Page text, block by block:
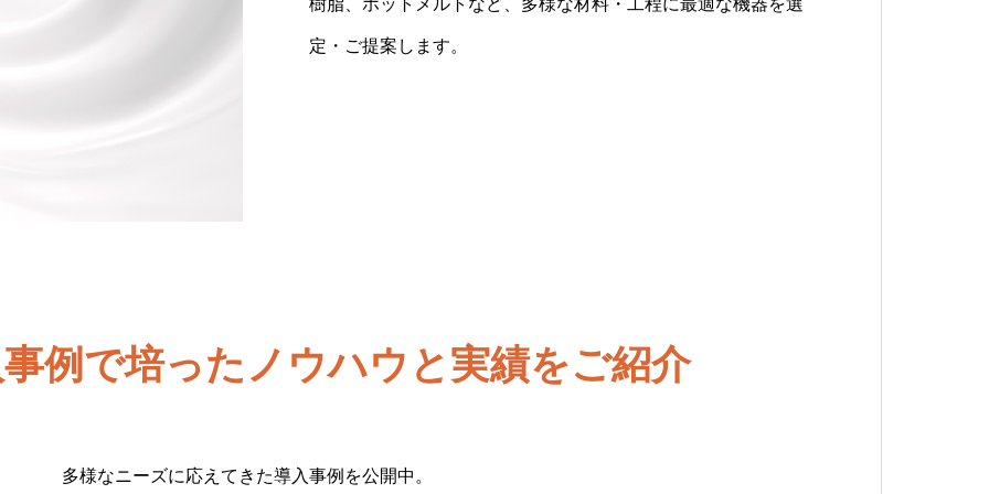
樹脂、ホットメルトなど、多様な材料・工程に最適な機器を選
定・ご提案します。
す。
り、万が一のトラブルにも迅速に対応し、安心して使い続けら
れる環境を整えています。
例で培ったノウハウと実績をご紹介
多様なニーズに応えてきた導入事例を公開中。